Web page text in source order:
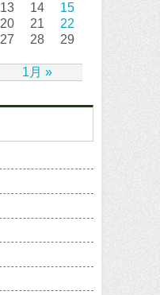
1月 »
13 14
15
20 21
22
27 28
29